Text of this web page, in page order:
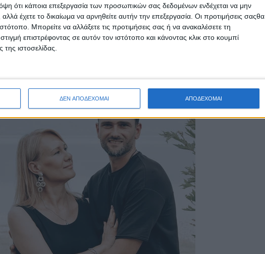
ότι κάποια επεξεργασία των προσωπικών σας δεδομένων ενδέχεται να μην
έχετε το δικαίωμα να αρνηθείτε αυτήν την επεξεργασία. Οι προτιμήσεις σαςθα
Μπορείτε να αλλάξετε τις προτιμήσεις σας ή να ανακαλέσετε τη
επιστρέφοντας σε αυτόν τον ιστότοπο και κάνοντας κλικ στο κουμπί
ιστοσελίδας.
ΔΕΝ ΑΠΟΔΕΧΟΜΑΙ ΑΠΟΔΕΧΟΜΑΙ